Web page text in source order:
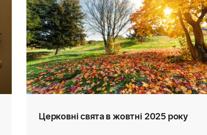
Церковні свята в жовтні 2025 року